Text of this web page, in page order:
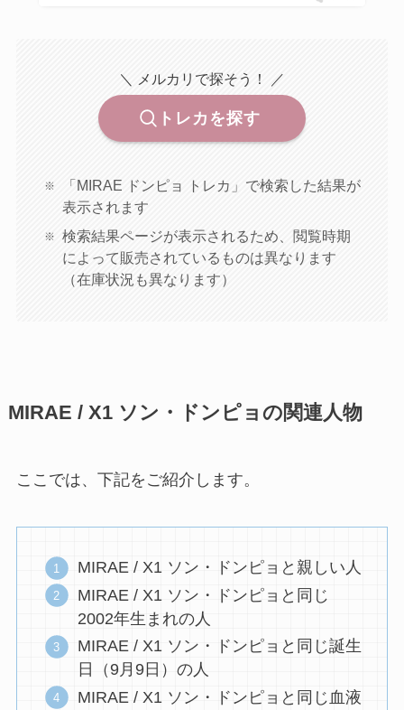
＼ メルカリで探そう！ ／
トレカを探す
「MIRAE ドンピョ トレカ」で検索した結果が
表示されます
検索結果ページが表示されるため、閲覧時期
によって販売されているものは異なります
（在庫状況も異なります）
MIRAE / X1 ソン・ドンピョの関連人物
ここでは、下記をご紹介します。
MIRAE / X1 ソン・ドンピョと親しい人
MIRAE / X1 ソン・ドンピョと同じ
2002年生まれの人
MIRAE / X1 ソン・ドンピョと同じ誕生
日（9月9日）の人
MIRAE / X1 ソン・ドンピョと同じ血液